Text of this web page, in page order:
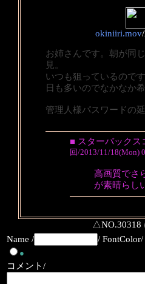
okiniiri.mov/
お姉さんです。朝が同
見。
いつも狙っているので
日も多いのでなかなか希
管理人様パスワードの
■ スターバックス
回/2013/11/18(Mon)
高画質でさ
が素晴らし
△NO.30318
Name /
/ FontColor/
●
コメント/